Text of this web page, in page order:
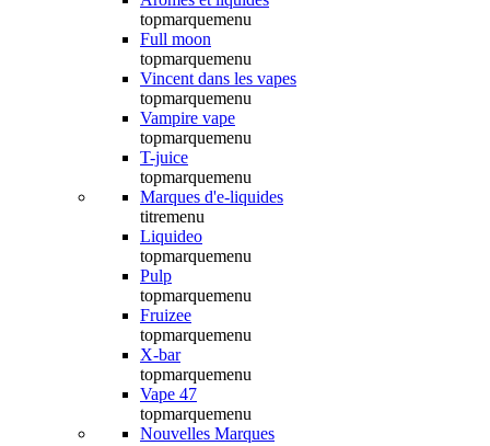
topmarquemenu
Full moon
topmarquemenu
Vincent dans les vapes
topmarquemenu
Vampire vape
topmarquemenu
T-juice
topmarquemenu
Marques d'e-liquides
titremenu
Liquideo
topmarquemenu
Pulp
topmarquemenu
Fruizee
topmarquemenu
X-bar
topmarquemenu
Vape 47
topmarquemenu
Nouvelles Marques